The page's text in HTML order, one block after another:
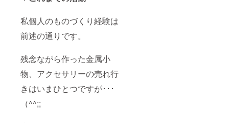
私個人のものづくり経験は
前述の通りです。
残念ながら作った金属小
物、アクセサリーの売れ行
きはいまひとつですが･･･
（^^;;